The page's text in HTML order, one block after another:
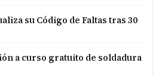
su Código de Faltas tras 30
a curso gratuito de soldadura